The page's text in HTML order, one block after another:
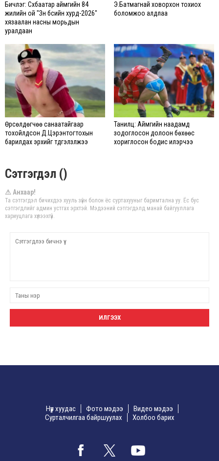
Бичлэг: Сүхбаатар аймгийн 84
жилийн ой "Зүүн бүсийн хурд-2026"
хязаалан насны морьдын
уралдаан
Э.Батмагнай ховорхон тохиох
боломжоо алдлаа
Өрсөлдөгчөө санаатайгаар
тохойлдсон Д.Цэрэнтогтохын
барилдах эрхийг түдгэлзүүлжээ
Танилц: Аймгийн наадамд
зодоглосон долоон бөхөөс
хориглосон бодис илэрчээ
Сэтгэгдэл ()
⚠ Анхаар!
Та сэтгэгдэл бичихдээ хууль зүйн болон ёс суртахууныг баримтална уу. Ёс бус
сэтгэгдлийг админ устгах эрхтэй. Мэдээний сэтгэгдэлд манай байгууллага
хариуцлага хүлээхгүй.
Нүүр хуудас Фото мэдээ
Видео мэдээ
Сурталчилгаа байршуулах
Холбоо барих